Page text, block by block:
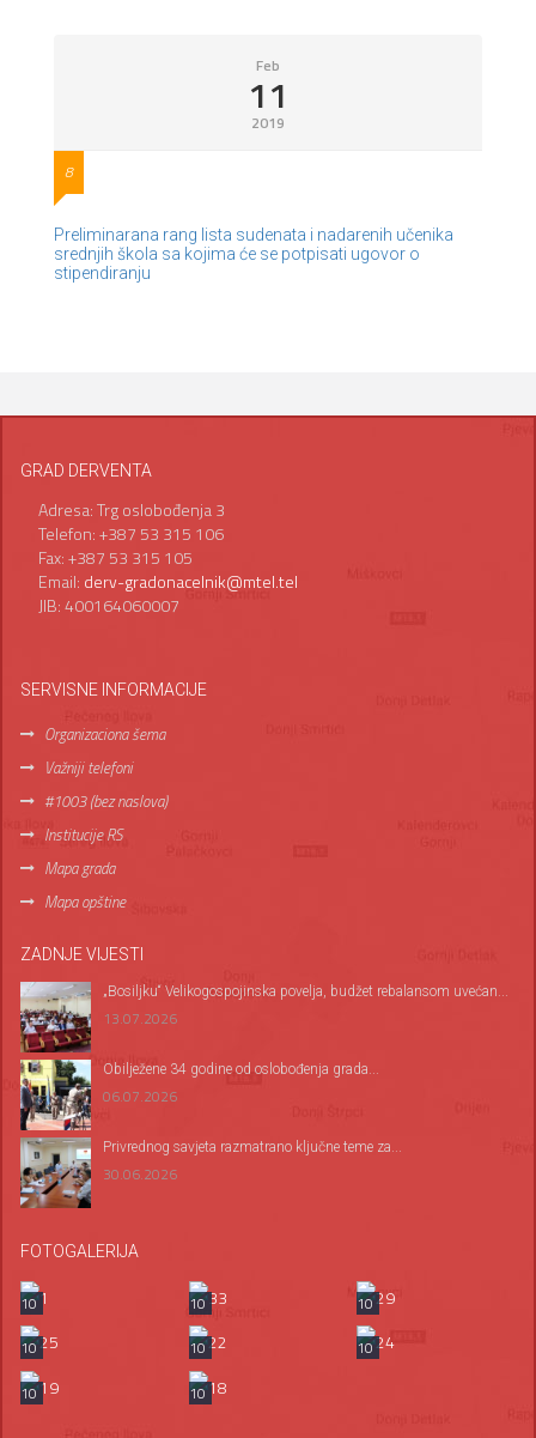
Feb
11
2019
8
Preliminarana rang lista sudenata i nadarenih učenika
srednjih škola sa kojima će se potpisati ugovor o
stipendiranju
GRAD DERVENTA
Adresa: Trg oslobođenja 3
Telefon: +387 53 315 106
Fax: +387 53 315 105
Email: derv-gradonacelnik@mtel.tel
JIB: 400164060007
SERVISNE INFORMACIJE
Organizaciona šema
Važniji telefoni
#1003 (bez naslova)
Institucije RS
Mapa grada
Mapa opštine
ZADNJE VIJESTI
„Bosiljku“ Velikogospojinska povelja, budžet rebalansom uvećan...
13.07.2026
Оbilježene 34 godine od oslobođenja grada...
06.07.2026
Privrednog savjeta razmatrano ključne teme za...
30.06.2026
FOTOGALERIJA
10 10
10
10
10
10
10
10